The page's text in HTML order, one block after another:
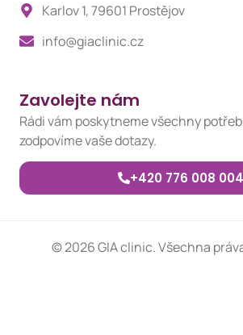
Karlov 1, 79601 Prostějov
info@giaclinic.cz
Zavolejte nám
Rádi vám poskytneme všechny
zodpovíme vaše dotazy.
+420 776 008 004
© 2026 GIA clinic. Všechna